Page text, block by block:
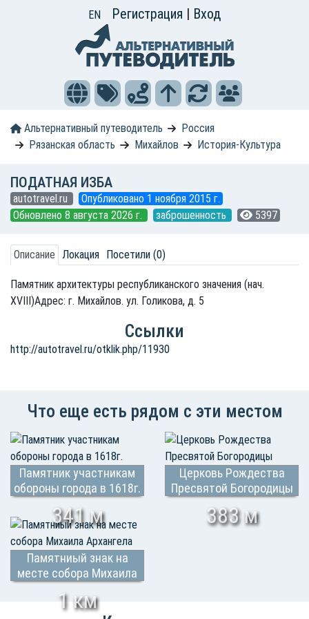
EN Регистрация | Вход
Альтернативный путеводитель
Россия
Рязанская область
Михайлов История-Культура
ПОДАТНАЯ ИЗБА
autotravel.ru
Опубликовано 1 ноября 2015 г.
Обновлено 8 августа 2026 г.
заброшенность 5397
Описание Локация Посетили (0)
Памятник архитектуры республиканского значения (нач.
XVIII)Адрес: г. Михайлов. ул. Голикова, д. 5
Ссылки
http://autotravel.ru/otklik.php/11930
Что еще есть рядом с эти местом
Памятник участникам
обороны города в 1618г.
341 м
Церковь Рождества
Пресвятой Богородицы
383 м
Памятниый знак на
месте собора Михаила
1 км